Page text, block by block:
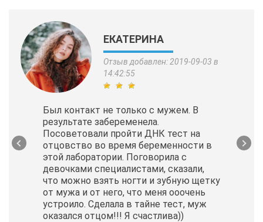
ЕКАТЕРИНА
Отзыв добавлен: 2019-09-03 в
14:42:55
Был контакт не только с мужем. В
результате забеременела.
Посоветовали пройти ДНК тест на
отцовство во время беременности в
этой лаборатории. Поговорила с
девочками специалистами, сказали,
что можно взять ногти и зубную щетку
от мужа и от него, что меня ооочень
устроило. Сделала в тайне тест, муж
оказался отцом!!! Я счастлива))